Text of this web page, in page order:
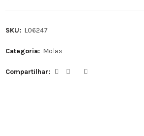
SKU: L06247
Categoria: Molas
Compartilhar